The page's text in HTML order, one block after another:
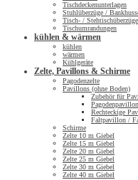
Tischdeckenunterlagen
Stuhlüberzüge /
Tisch- /
Tischumrandungen
kühlen & wärmen
kühlen
wärmen
Kühlgeräte
Zelte, Pavillons & Schirme
Pagodenzelte
Pavillons (ohne Boden)
Zubehör für
Rechteckige
Faltpavillon /
Schirme
Zelte 10 m Giebel
Zelte 15 m Giebel
Zelte 20 m Giebel
Zelte 25 m Giebel
Zelte 30 m Giebel
Zelte 40 m Giebel